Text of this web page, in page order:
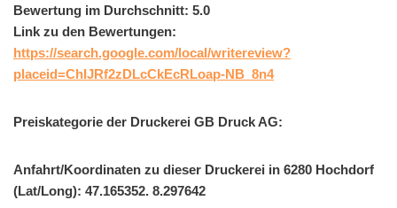
Bewertung im Durchschnitt: 5.0
Link zu den Bewertungen:
https://search.google.com/local/writereview?
placeid=ChIJRf2zDLcCkEcRLoap-NB_8n4
Preiskategorie der Druckerei GB Druck AG:
Anfahrt/Koordinaten zu dieser Druckerei in 6280 Hochdorf
(Lat/Long): 47.165352. 8.297642